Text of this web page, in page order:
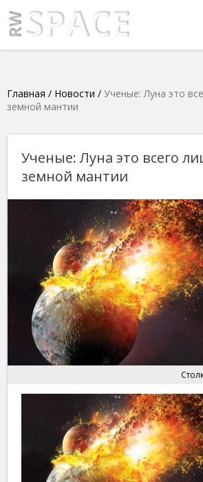
Главная / Новости / Ученые: Луна это
земной мантии
Ученые: Луна это всего
земной мантии